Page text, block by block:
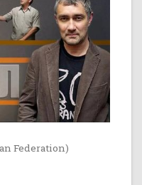
Federation)